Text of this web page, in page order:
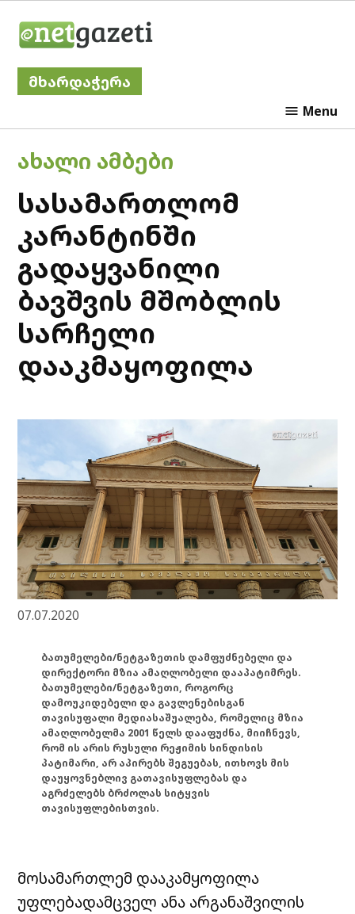
მხარდაჭერა
Menu
POSTED
IN
ᲐᲮᲐᲚᲘ ᲐᲛᲑᲔᲑᲘ
სასამართლომ
კარანტინში
გადაყვანილი
ბავშვის მშობლის
სარჩელი
დააკმაყოფილა
07.07.2020
ბათუმელები/ნეტგაზეთის დამფუძნებელი და
დირექტორი მზია ამაღლობელი დააპატიმრეს.
ბათუმელები/ნეტგაზეთი, როგორც
დამოუკიდებელი და გავლენებისგან
თავისუფალი მედიასაშუალება, რომელიც მზია
ამაღლობელმა 2001 წელს დააფუძნა, მიიჩნევს,
რომ ის არის რუსული რეჟიმის სინდისის
პატიმარი, არ აპირებს შეგუებას, ითხოვს მის
დაუყოვნებლივ გათავისუფლებას და
აგრძელებს ბრძოლას სიტყვის
თავისუფლებისთვის.
მოსამართლემ დააკამყოფილა
უფლებადამცველ ანა არგანაშვილის